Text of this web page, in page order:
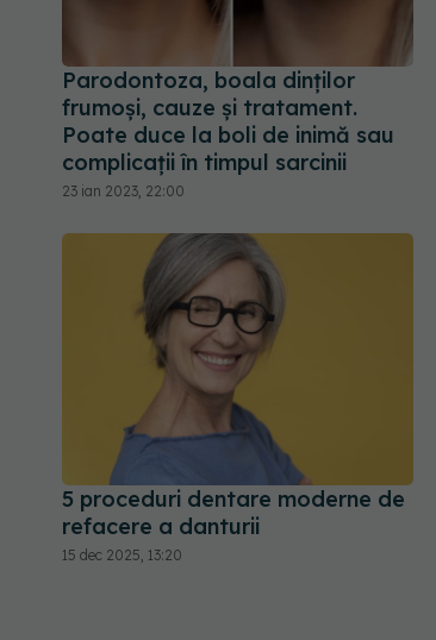
Parodontoza, boala dinților
frumoși, cauze și tratament.
Poate duce la boli de inimă sau
complicații în timpul sarcinii
23 ian 2023, 22:00
5 proceduri dentare moderne de
refacere a danturii
15 dec 2025, 13:20